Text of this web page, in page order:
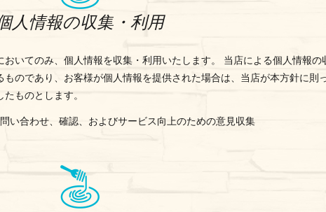
人情報の収集・利用
いてのみ、個人情報を収集・利用いたします。 当店による個人情報の
のであり、お客様が個人情報を提供された場合は、当店が本方針に則
ものとします。
い合わせ、確認、およびサービス向上のための意見収集